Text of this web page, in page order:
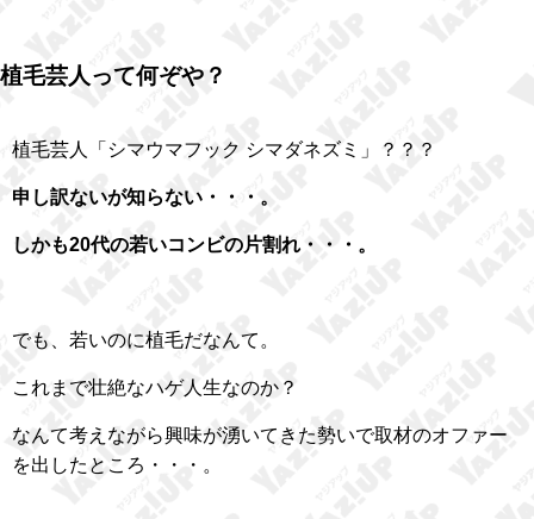
植毛芸人って何ぞや？
植毛芸人「シマウマフック シマダネズミ」？？？
申し訳ないが知らない・・・。
しかも20代の若いコンビの片割れ・・・。
でも、若いのに植毛だなんて。
これまで壮絶なハゲ人生なのか？
なんて考えながら興味が湧いてきた勢いで取材のオファー
を出したところ・・・。